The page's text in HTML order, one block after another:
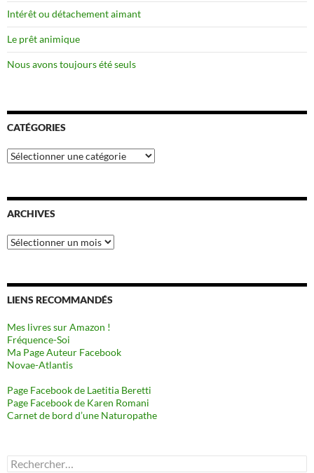
Intérêt ou détachement aimant
Le prêt animique
Nous avons toujours été seuls
CATÉGORIES
Catégories
ARCHIVES
Archives
LIENS RECOMMANDÉS
Mes livres sur Amazon !
Fréquence-Soi
Ma Page Auteur Facebook
Novae-Atlantis
Page Facebook de Laetitia Beretti
Page Facebook de Karen Romani
Carnet de bord d’une Naturopathe
Rechercher :